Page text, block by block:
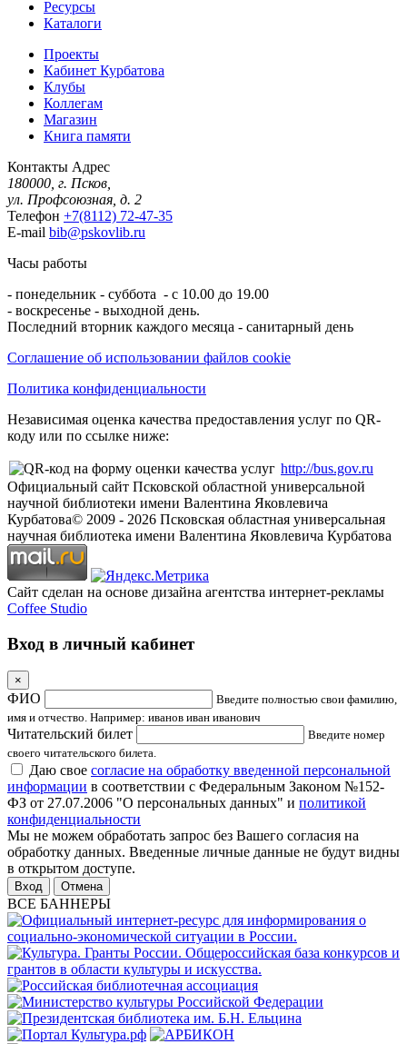
Ресурсы
Каталоги
Проекты
Кабинет Курбатова
Клубы
Коллегам
Магазин
Книга памяти
Контакты Адрес
180000, г. Псков,
ул. Профсоюзная, д. 2
Телефон +7(8112) 72-47-35
E-mail bib@pskovlib.ru
Часы работы
- понедельник - суббота - с 10.00 до 19.00
- воскресенье - выходной день.
Последний вторник каждого месяца - санитарный день
Соглашение об использовании файлов cookie
Политика конфиденциальности
Независимая оценка качества предоставления услуг по QR-
коду или по ссылке ниже:
http://bus.gov.ru
Официальный сайт Псковской областной универсальной
научной библиотеки имени Валентина Яковлевича
Курбатова© 2009 - 2026 Псковская областная универсальная
научная библиотека имени Валентина Яковлевича Курбатова
Сайт сделан на основе дизайна агентства интернет-рекламы
Coffee Studio
Вход в личный кабинет
×
ФИО
Введите полностью свои фамилию,
имя и отчество. Например: иванов иван иванович
Читательский билет
Введите номер
своего читательского билета.
Даю свое согласие на обработку введенной персональной
информации в соответствии с Федеральным Законом №152-
ФЗ от 27.07.2006 "О персональных данных" и политикой
конфиденциальности
Мы не можем обработать запрос без Вашего согласия на
обработку данных. Введенные личные данные не будут видны
в открытом доступе.
Отмена
ВСЕ БАННЕРЫ